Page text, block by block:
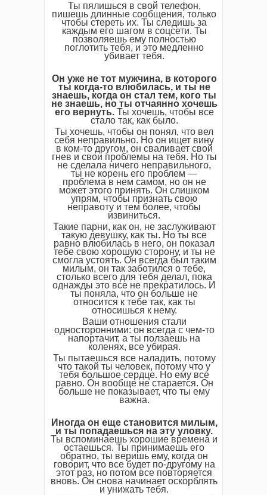
Ты пялишься в свой телефон,
пишешь длинные сообщения, только
чтобы стереть их. Ты следишь за
каждым его шагом в соцсети. Ты
позволяешь ему полностью
поглотить тебя, и это медленно
убивает тебя.
Он уже не тот мужчина, в которого
ты когда-то влюбилась, и ты не
знаешь, когда он стал тем, кого ты
не знаешь, но ты отчаянно хочешь
его вернуть.Ты хочешь, чтобы все
стало так, как было.
Ты хочешь, чтобы он понял, что вел
себя неправильно. Но он ищет вину
в ком-то другом, он сваливает свой
гнев и свои проблемы на тебя. Но ты
не сделала ничего неправильного,
ты не корень его проблем —
проблема в нем самом, но он не
может этого принять. Он слишком
упрям, чтобы признать свою
неправоту и тем более, чтобы
извиниться.
Такие парни, как он, не заслуживают
такую девушку, как ты. Но ты все
равно влюбилась в него, он показал
тебе свою хорошую сторону, и ты не
смогла устоять. Он всегда был таким
милым, он так заботился о тебе,
столько всего для тебя делал, пока
однажды это все не прекратилось. И
ты поняла, что он больше не
относится к тебе так, как ты
относишься к нему.
Ваши отношения стали
односторонними: он всегда с чем-то
напортачит, а ты ползаешь на
коленях, все убирая.
Ты пытаешься все наладить, потому
что такой ты человек, потому что у
тебя большое сердце. Но ему все
равно. Он вообще не старается. Он
больше не показывает, что ты ему
важна.
Иногда он еще становится милым,
и ты попадаешься на эту уловку.
Ты вспоминаешь хорошие времена и
остаешься. Ты принимаешь его
обратно, ты веришь ему, когда он
говорит, что все будет по-другому на
этот раз, но потом все повторяется
вновь. Он снова начинает оскорблять
и унижать тебя.